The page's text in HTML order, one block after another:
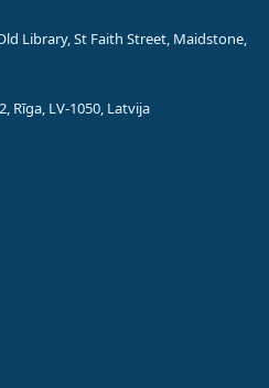
Library, St Faith Street, Maidstone,
Rīga, LV-1050, Latvija